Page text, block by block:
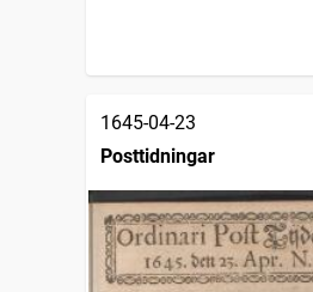
1645-04-23
Posttidningar